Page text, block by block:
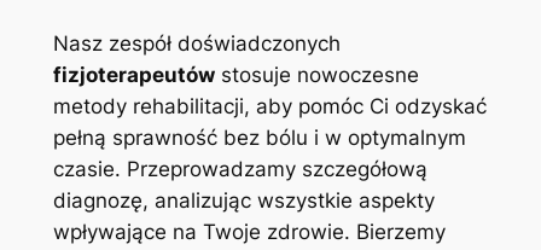
Nasz zespół doświadczonych
fizjoterapeutówstosuje nowoczesne
metody rehabilitacji, aby pomóc Ci odzyskać
pełną sprawność bez bólu i w optymalnym
czasie. Przeprowadzamy szczegółową
diagnozę, analizując wszystkie aspekty
wpływające na Twoje zdrowie. Bierzemy